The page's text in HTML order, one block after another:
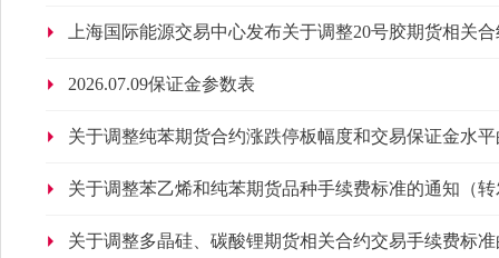
上海国际能源交易中心发布关于调整20号胶期货相关
2026.07.09保证金参数表
关于调整纯苯期货合约涨跌停板幅度和交易保证金水
关于调整苯乙烯和纯苯期货品种手续费标准的通知（
关于调整多晶硅、碳酸锂期货相关合约交易手续费标